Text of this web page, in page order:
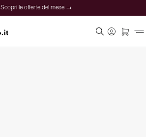
Scopri le offerte del mese →